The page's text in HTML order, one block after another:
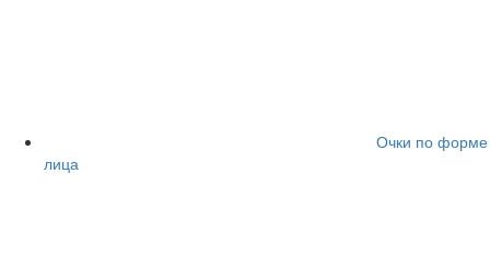
Очки по форме
лица